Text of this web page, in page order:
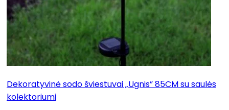
Dekoratyvinė sodo šviestuvai „Ugnis” 85CM su saulės
kolektoriumi